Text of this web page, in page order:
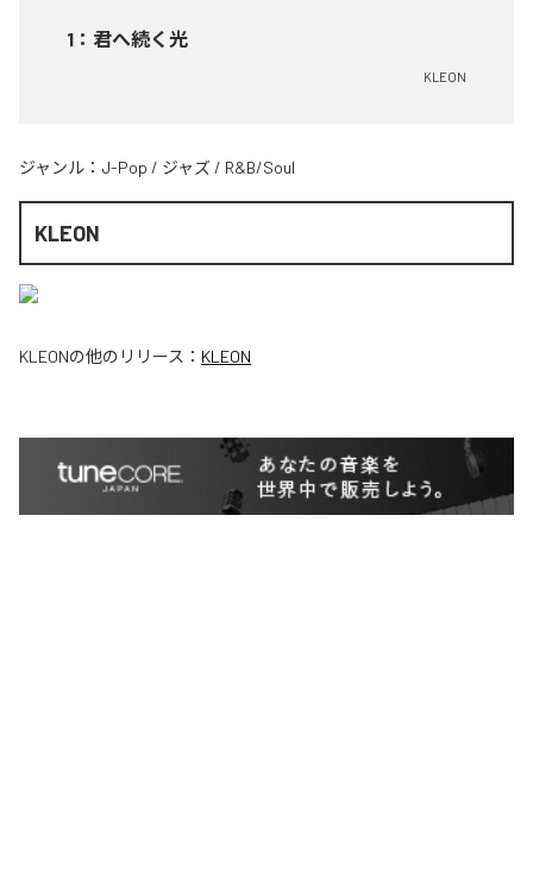
1 ： 君へ続く光
KLEON
ジャンル： J-Pop / ジャズ / R&B/Soul
KLEON
KLEONの他のリリース： KLEON